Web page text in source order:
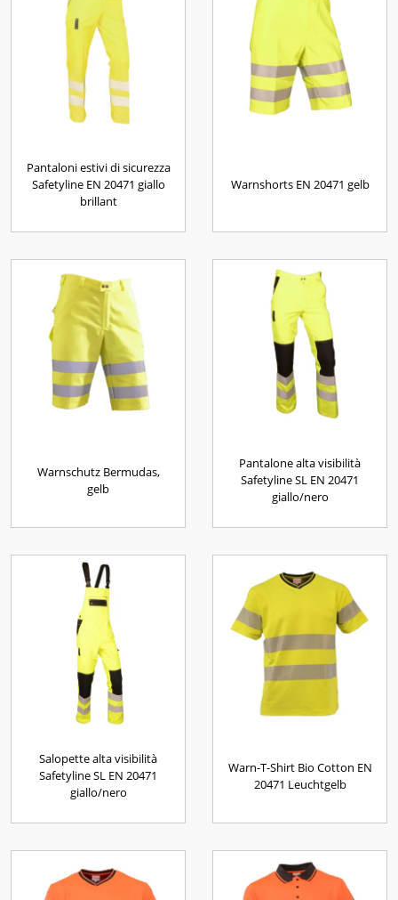
Pantaloni estivi di sicurezza
Safetyline EN 20471 giallo
brillant
Warnshorts EN 20471 gelb
Warnschutz Bermudas,
gelb
Pantalone alta visibilità
Safetyline SL EN 20471
giallo/nero
Salopette alta visibilità
Safetyline SL EN 20471
giallo/nero
Warn-T-Shirt Bio Cotton EN
20471 Leuchtgelb